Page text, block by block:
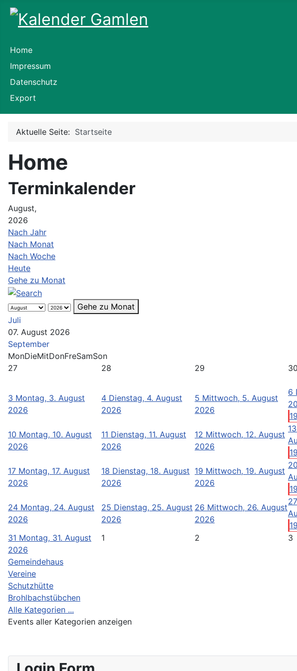
Home
Impressum
Datenschutz
Export
Aktuelle Seite: Startseite
Home
Terminkalender
August,
2026
Nach Jahr
Nach Monat
Nach Woche
Heute
Gehe zu Monat
Gehe zu Monat
Juli
07. August 2026
September
MonDieMitDonFreSamSon
27
28 29 30
3 Montag, 3. August
2026
4 Dienstag, 4. August
2026
5 Mittwoch, 5. August
2026
6
10 Montag, 10. August
2026
11 Dienstag, 11. August
2026
12 Mittwoch, 12. August
2026
13
17 Montag, 17. August
2026
18 Dienstag, 18. August
2026
19 Mittwoch, 19. August
2026
20
24 Montag, 24. August
2026
25 Dienstag, 25. August
2026
26 Mittwoch, 26. August
2026
27
31 Montag, 31. August
2026
1 2 3
Gemeindehaus
Vereine
Schutzhütte
Brohlbachstübchen
Alle Kategorien ...
Events aller Kategorien anzeigen